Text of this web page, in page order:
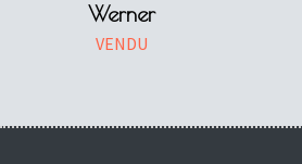
Werner
VENDU